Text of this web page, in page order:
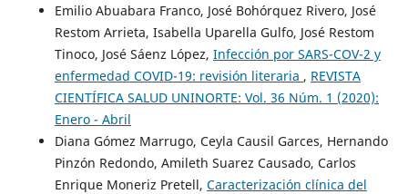
Emilio Abuabara Franco, José Bohórquez Rivero, José
Restom Arrieta, Isabella Uparella Gulfo, José Restom
Tinoco, José Sáenz López, Infección por SARS-COV-2 y
enfermedad COVID-19: revisión literaria , REVISTA
CIENTÍFICA SALUD UNINORTE: Vol. 36 Núm. 1 (2020):
Enero - Abril
Diana Gómez Marrugo, Ceyla Causil Garces, Hernando
Pinzón Redondo, Amileth Suarez Causado, Carlos
Enrique Moneriz Pretell, Caracterización clínica del